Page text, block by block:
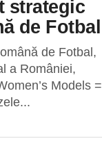
strategic
de Fotbal
de Fotbal,
a României,
Models =